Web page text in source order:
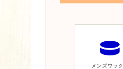
メンズワッ